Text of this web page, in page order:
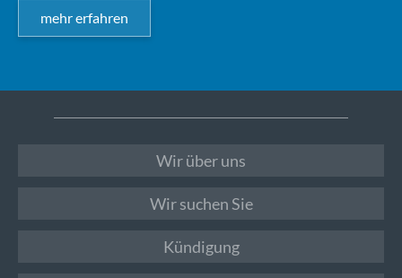
mehr erfahren
Wir über uns
Wir suchen Sie
Kündigung